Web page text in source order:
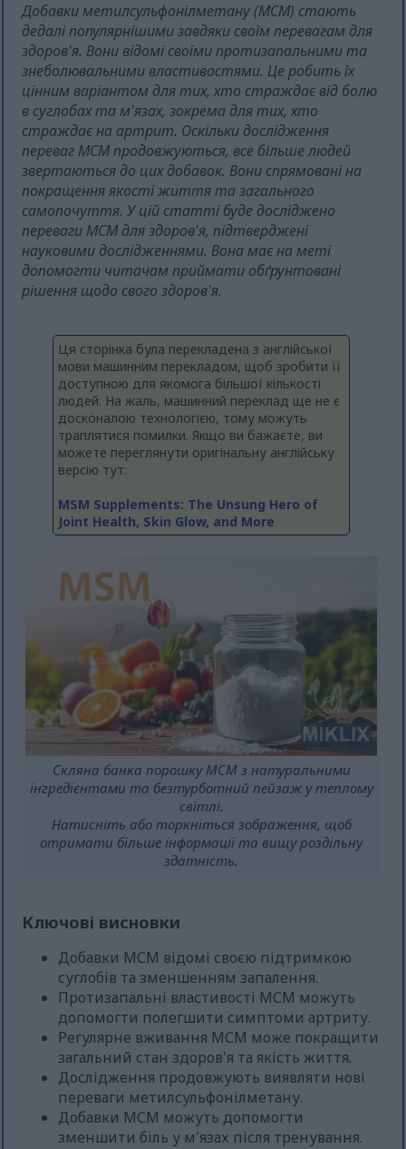
Добавки метилсульфонілметану (МСМ) стають
дедалі популярнішими завдяки своїм перевагам для
здоров'я. Вони відомі своїми протизапальними та
знеболювальними властивостями. Це робить їх
цінним варіантом для тих, хто страждає від болю
в суглобах та м'язах, зокрема для тих, хто
страждає на артрит. Оскільки дослідження
переваг МСМ продовжуються, все більше людей
звертаються до цих добавок. Вони спрямовані на
покращення якості життя та загального
самопочуття. У цій статті буде досліджено
переваги МСМ для здоров'я, підтверджені
науковими дослідженнями. Вона має на меті
допомогти читачам приймати обґрунтовані
рішення щодо свого здоров'я.
Ця сторінка була перекладена з англійської
мови машинним перекладом, щоб зробити її
доступною для якомога більшої кількості
людей. На жаль, машинний переклад ще не є
досконалою технологією, тому можуть
траплятися помилки. Якщо ви бажаєте, ви
можете переглянути оригінальну англійську
версію тут:
MSM Supplements: The Unsung Hero of
Joint Health, Skin Glow, and More
Скляна банка порошку МСМ з натуральними
інгредієнтами та безтурботний пейзаж у теплому
світлі.
Натисніть або торкніться зображення, щоб
отримати більше інформації та вищу роздільну
здатність.
Ключові висновки
Добавки МСМ відомі своєю підтримкою
суглобів та зменшенням запалення.
Протизапальні властивості МСМ можуть
допомогти полегшити симптоми артриту.
Регулярне вживання МСМ може покращити
загальний стан здоров'я та якість життя.
Дослідження продовжують виявляти нові
переваги метилсульфонілметану.
Добавки МСМ можуть допомогти
зменшити біль у м'язах після тренування.